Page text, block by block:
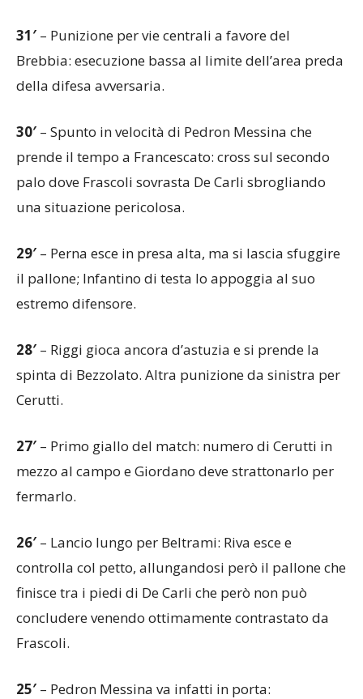
31′ – Punizione per vie centrali a favore del
Brebbia: esecuzione bassa al limite dell’area preda
della difesa avversaria.
30′ – Spunto in velocità di Pedron Messina che
prende il tempo a Francescato: cross sul secondo
palo dove Frascoli sovrasta De Carli sbrogliando
una situazione pericolosa.
29′ – Perna esce in presa alta, ma si lascia sfuggire
il pallone; Infantino di testa lo appoggia al suo
estremo difensore.
28′ – Riggi gioca ancora d’astuzia e si prende la
spinta di Bezzolato. Altra punizione da sinistra per
Cerutti.
27′ – Primo giallo del match: numero di Cerutti in
mezzo al campo e Giordano deve strattonarlo per
fermarlo.
26′ – Lancio lungo per Beltrami: Riva esce e
controlla col petto, allungandosi però il pallone che
finisce tra i piedi di De Carli che però non può
concludere venendo ottimamente contrastato da
Frascoli.
25′ – Pedron Messina va infatti in porta: